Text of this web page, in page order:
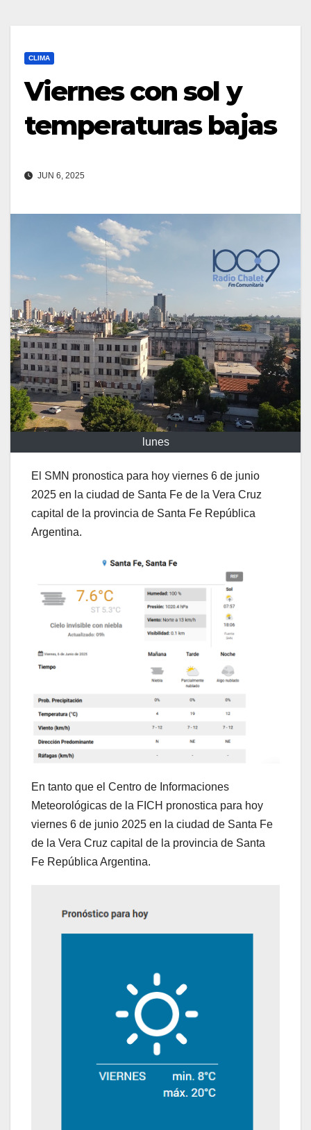
CLIMA
Viernes con sol y
temperaturas bajas
JUN 6, 2025
lunes
El SMN pronostica para hoy viernes 6 de junio
2025 en la ciudad de Santa Fe de la Vera Cruz
capital de la provincia de Santa Fe República
Argentina.
En tanto que el Centro de Informaciones
Meteorológicas de la FICH pronostica para hoy
viernes 6 de junio 2025 en la ciudad de Santa Fe
de la Vera Cruz capital de la provincia de Santa
Fe República Argentina.